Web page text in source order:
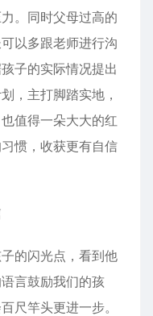
。同时父母过高的
以多跟老师进行沟
子的实际情况提出
，主打脚踏实地，
值得一朵大大的红
惯，收获更有自信
的闪光点，看到他
言鼓励我们的孩
尺竿头更进一步。